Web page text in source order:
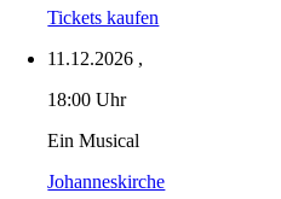
Tickets kaufen
11.12.2026 ,
18:00 Uhr
Ein Musical
Johanneskirche